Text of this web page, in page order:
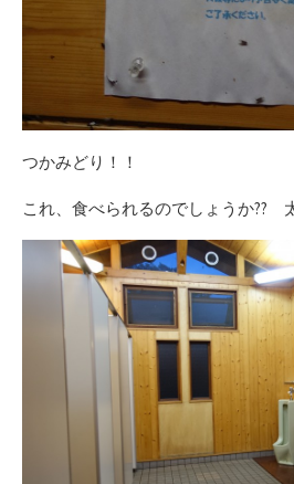
つかみどり！！
これ、食べられるのでしょうか??